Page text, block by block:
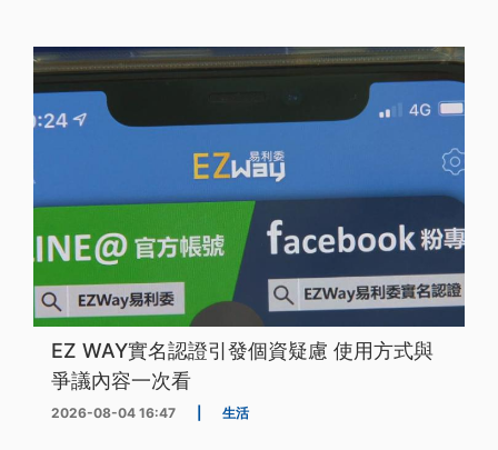
EZ WAY實名認證引發個資疑慮 使用方式與
爭議內容一次看
2026-08-04 16:47 生活